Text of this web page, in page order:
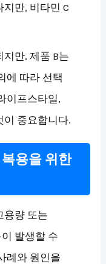
만, 비타민 C
만, 제품 B는
에 따라 선택
이프스타일,
이 중요합니다.
용을 위한
용량 또는
발생할 수
례와 원인을